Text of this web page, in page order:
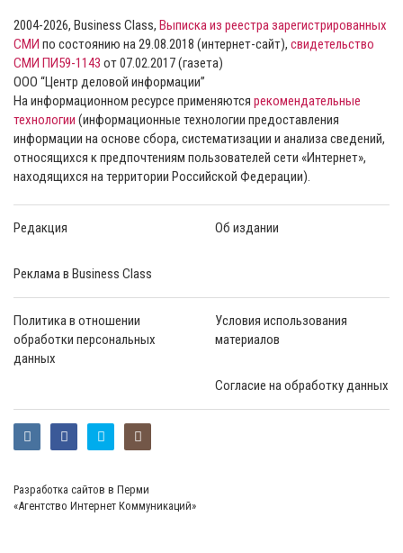
2004-2026, Business Class, Выписка из реестра зарегистрированных
СМИ по состоянию на 29.08.2018 (интернет-сайт), свидетельство
СМИ ПИ59-1143 от 07.02.2017 (газета)
ООО “Центр деловой информации”
На информационном ресурсе применяются рекомендательные
технологии (информационные технологии предоставления
информации на основе сбора, систематизации и анализа сведений,
относящихся к предпочтениям пользователей сети «Интернет»,
находящихся на территории Российской Федерации).
Редакция Об издании
Реклама в Business Class
Политика в отношении
обработки персональных
данных
Условия использования
материалов
Согласие на обработку данных
Разработка сайтов в Перми
«Агентство Интернет Коммуникаций»